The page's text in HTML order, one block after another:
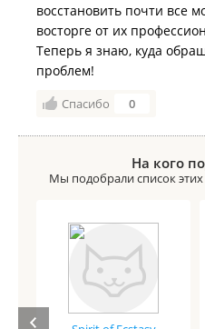
восстановить почти все
восторге от их
Теперь я знаю, куда
проблем!
Спасибо 0
На кого
Мы подобрали список